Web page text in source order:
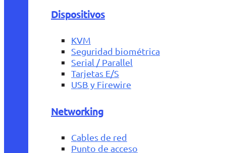
Dispositivos
KVM
Seguridad biométrica
Serial / Parallel
Tarjetas E/S
USB y Firewire
Networking
Cables de red
Punto de acceso